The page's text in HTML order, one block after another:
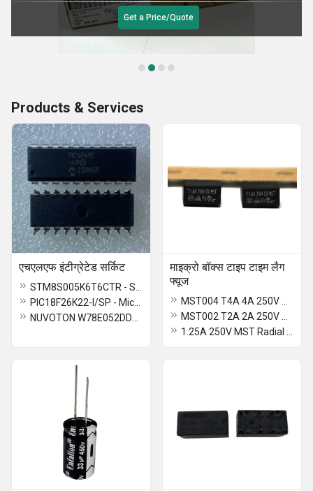
Get a Price/Quote
Products & Services
एचएलएफ इंटीग्रेटेड सर्किट
माइक्रो बॉक्स टाइप टाइम लैग
फ्यूज